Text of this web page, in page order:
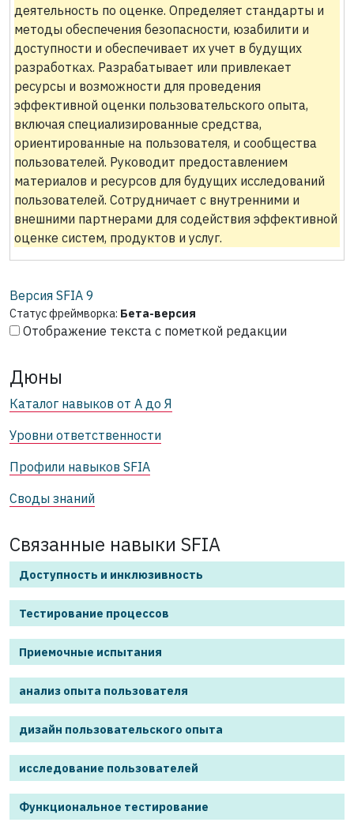
деятельность по оценке. Определяет стандарты и
методы обеспечения безопасности, юзабилити и
доступности и обеспечивает их учет в будущих
разработках. Разрабатывает или привлекает
ресурсы и возможности для проведения
эффективной оценки пользовательского опыта,
включая специализированные средства,
ориентированные на пользователя, и сообщества
пользователей. Руководит предоставлением
материалов и ресурсов для будущих исследований
пользователей. Сотрудничает с внутренними и
внешними партнерами для содействия эффективной
оценке систем, продуктов и услуг.
Версия SFIA 9
Статус фреймворка: Бета-версия
Отображение текста с пометкой редакции
Дюны
Каталог навыков от А до Я
Уровни ответственности
Профили навыков SFIA
Своды знаний
Связанные навыки SFIA
Доступность и инклюзивность
Тестирование процессов
Приемочные испытания
анализ опыта пользователя
дизайн пользовательского опыта
исследование пользователей
Функциональное тестирование